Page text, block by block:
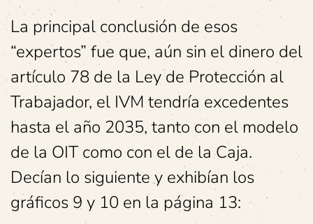
La principal conclusión de esos
“expertos” fue que, aún sin el dinero del
artículo 78 de la Ley de Protección al
Trabajador, el IVM tendría excedentes
hasta el año 2035, tanto con el modelo
de la OIT como con el de la Caja.
Decían lo siguiente y exhibían los
gráficos 9 y 10 en la página 13: